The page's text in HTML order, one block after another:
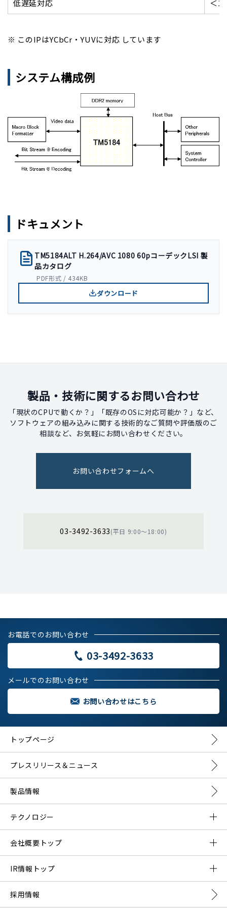
低遅延対応 ＜
※ このIPはYCbCr・YUVに対応 しています
システム構成例
ドキュメント
TM5184ALT H.264/AVC 1080 60pコーデックLSI 製
品カタログ
PDF形式 / 434KB
ダウンロード
製品・技術に関するお問い合わせ
「現状のCPUで動くか？」「既存のOSに対応可能か？」など、
ソフトウェアの組み込みに関する技術的なご質問や評価版のご
相談など、お気軽にお問い合わせください。
お問い合わせフォームへ
03-3492-3633(平日 9:00〜18:00)
お電話でのお問い合わせ
03-3492-3633
メールでのお問い合わせ
お問い合わせはこちら
トップページ
プレスリリース＆ニュース
製品情報
テクノロジー
DMNAとは？
会社概要トップ
ご挨拶
IR情報トップ
プレスリリース一覧
採用情報